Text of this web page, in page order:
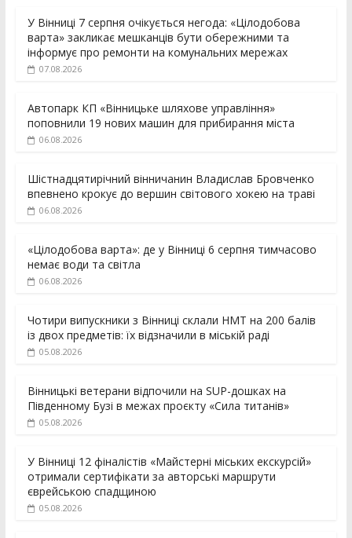
У Вінниці 7 серпня очікується негода: «Цілодобова
варта» закликає мешканців бути обережними та
інформує про ремонти на комунальних мережах
07.08.2026
Автопарк КП «Вінницьке шляхове управління»
поповнили 19 нових машин для прибирання міста
06.08.2026
Шістнадцятирічний вінничанин Владислав Бровченко
впевнено крокує до вершин світового хокею на траві
06.08.2026
«Цілодобова варта»: де у Вінниці 6 серпня тимчасово
немає води та світла
06.08.2026
Чотири випускники з Вінниці склали НМТ на 200 балів
із двох предметів: їх відзначили в міській раді
05.08.2026
Вінницькі ветерани відпочили на SUP-дошках на
Південному Бузі в межах проєкту «Сила титанів»
05.08.2026
У Вінниці 12 фіналістів «Майстерні міських екскурсій»
отримали сертифікати за авторські маршрути
єврейською спадщиною
05.08.2026